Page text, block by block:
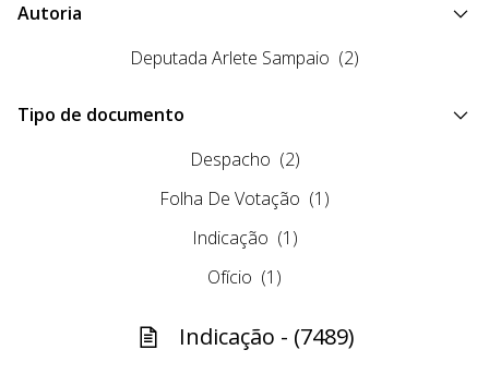
Autoria
Deputada Arlete Sampaio (2)
Tipo de documento
Despacho (2)
Folha De Votação (1)
Indicação (1)
Ofício (1)
Indicação - (7489)